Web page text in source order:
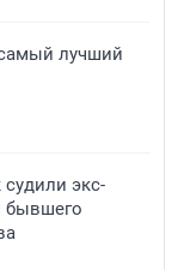
лучший
экс-
бывшего